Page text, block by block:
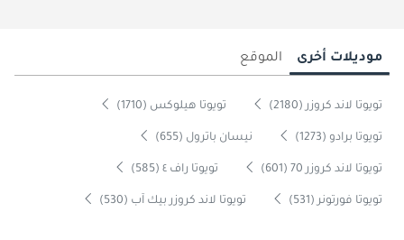
موديلات أخرى الموقع
تويوتا لاند كروزر (2180) تويوتا هيلوكس (1710)
تويوتا برادو (1273) نيسان باترول (655)
تويوتا لاند كروزر 70 (601) تويوتا راف ٤ (585)
تويوتا فورتونر (531) تويوتا لاند كروزر بيك آب (530)